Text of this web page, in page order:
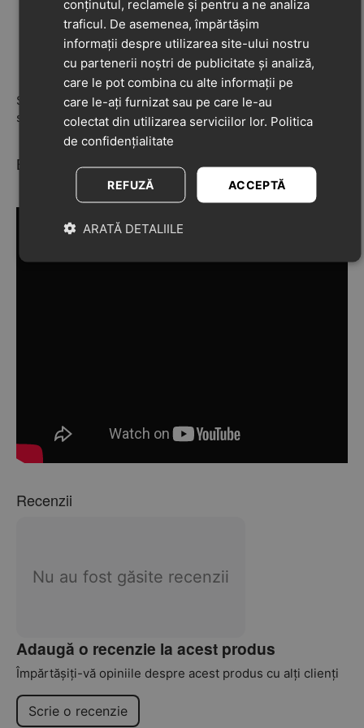
Închidere:velcro și cataramă– fixare sigură și
reglabilă, ușor de utilizat.
Calapod :standard, potrivit pentru piciorușe
normale.
Sandalele oferă copilului o experiență de purtare plăcută,
susținând pașii activi cu confort și libertate de mișcare.
Biomecanics
Recenzii
Nu au fost găsite recenzii
Adaugă o recenzie la acest produs
Împărtășiți-vă opiniile despre acest produs cu alți clienți
Scrie o recenzie
conținutul, reclamele și pentru a ne analiza
traficul. De asemenea, împărtășim
informații despre utilizarea site-ului nostru
cu partenerii noștri de publicitate și analiză,
care le pot combina cu alte informații pe
care le-ați furnizat sau pe care le-au
colectat din utilizarea serviciilor lor. Politica
de confidențialitate
ACCEPTĂ
REFUZĂ
ARATĂ DETALIILE